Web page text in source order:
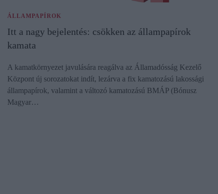
ÁLLAMPAPÍROK
Itt a nagy bejelentés: csökken az állampapírok
kamata
A kamatkörnyezet javulására reagálva az Államadósság Kezelő
Központ új sorozatokat indít, lezárva a fix kamatozású lakossági
állampapírok, valamint a változó kamatozású BMÁP (Bónusz
Magyar…